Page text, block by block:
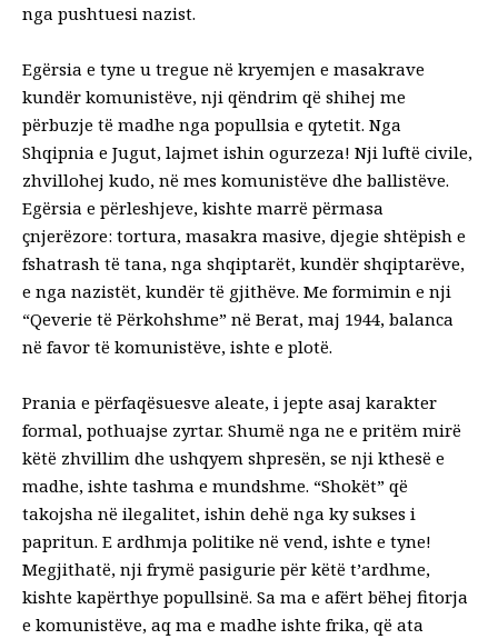
nga pushtuesi nazist.
Egërsia e tyne u tregue në kryemjen e masakrave
kundër komunistëve, nji qëndrim që shihej me
përbuzje të madhe nga popullsia e qytetit. Nga
Shqipnia e Jugut, lajmet ishin ogurzeza! Nji luftë civile,
zhvillohej kudo, në mes komunistëve dhe ballistëve.
Egërsia e përleshjeve, kishte marrë përmasa
çnjerëzore: tortura, masakra masive, djegie shtëpish e
fshatrash të tana, nga shqiptarët, kundër shqiptarëve,
e nga nazistët, kundër të gjithëve. Me formimin e nji
“Qeverie të Përkohshme” në Berat, maj 1944, balanca
në favor të komunistëve, ishte e plotë.
Prania e përfaqësuesve aleate, i jepte asaj karakter
formal, pothuajse zyrtar. Shumë nga ne e pritëm mirë
këtë zhvillim dhe ushqyem shpresën, se nji kthesë e
madhe, ishte tashma e mundshme. “Shokët” që
takojsha në ilegalitet, ishin dehë nga ky sukses i
papritun. E ardhmja politike në vend, ishte e tyne!
Megjithatë, nji frymë pasigurie për këtë t’ardhme,
kishte kapërthye popullsinë. Sa ma e afërt bëhej fitorja
e komunistëve, aq ma e madhe ishte frika, që ata